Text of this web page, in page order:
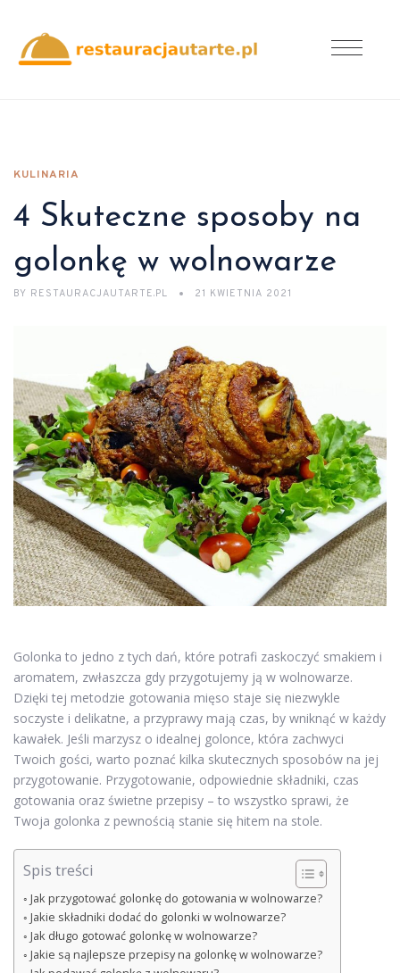
KULINARIA
4 Skuteczne sposoby na
golonkę w wolnowarze
BY RESTAURACJAUTARTE.PL 21 KWIETNIA 2021
Golonka to jedno z tych dań, które potrafi zaskoczyć smakiem i
aromatem, zwłaszcza gdy przygotujemy ją w wolnowarze.
Dzięki tej metodzie gotowania mięso staje się niezwykle
soczyste i delikatne, a przyprawy mają czas, by wniknąć w każdy
kawałek. Jeśli marzysz o idealnej golonce, która zachwyci
Twoich gości, warto poznać kilka skutecznych sposobów na jej
przygotowanie. Przygotowanie, odpowiednie składniki, czas
gotowania oraz świetne przepisy – to wszystko sprawi, że
Twoja golonka z pewnością stanie się hitem na stole.
Spis treści
Jak przygotować golonkę do gotowania w wolnowarze?
Jakie składniki dodać do golonki w wolnowarze?
Jak długo gotować golonkę w wolnowarze?
Jakie są najlepsze przepisy na golonkę w wolnowarze?